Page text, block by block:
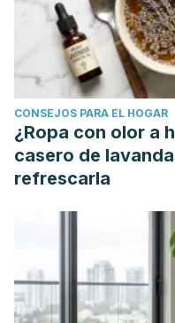
CONSEJOS PARA EL HOGAR
¿Ropa con olor a
casero de
refrescarla